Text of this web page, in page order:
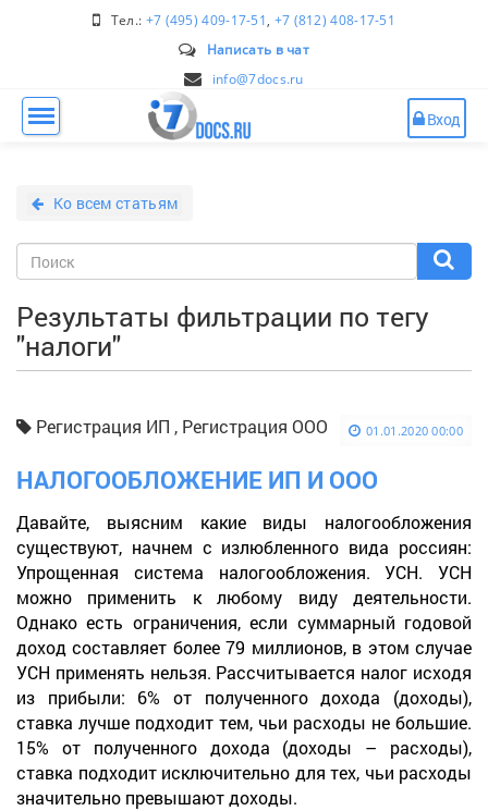
Тел.: +7 (495) 409-17-51, +7 (812) 408-17-51
Написать в чат
info@7docs.ru
Вход
Ко всем статьям
Результаты фильтрации по тегу
"налоги"
Регистрация ИП , Регистрация ООО 01.01.2020 00:00
НАЛОГООБЛОЖЕНИЕ ИП И ООО
Давайте, выясним какие виды налогообложения
существуют, начнем с излюбленного вида россиян:
Упрощенная система налогообложения. УСН. УСН
можно применить к любому виду деятельности.
Однако есть ограничения, если суммарный годовой
доход составляет более 79 миллионов, в этом случае
УСН применять нельзя. Рассчитывается налог исходя
из прибыли: 6% от полученного дохода (доходы),
ставка лучше подходит тем, чьи расходы не большие.
15% от полученного дохода (доходы – расходы),
ставка подходит исключительно для тех, чьи расходы
значительно превышают доходы.